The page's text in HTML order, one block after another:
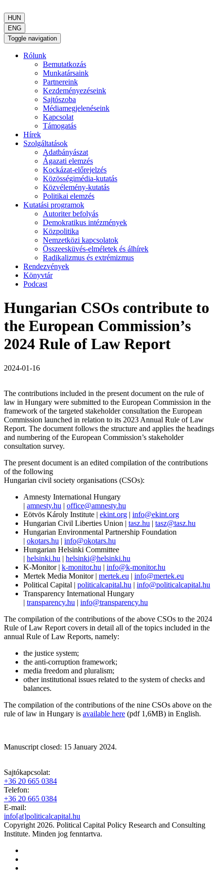
HUN
ENG
Toggle navigation
Rólunk
Bemutatkozás
Munkatársaink
Partnereink
Kezdeményezéseink
Sajtószoba
Médiamegjelenéseink
Kapcsolat
Támogatás
Hírek
Szolgáltatások
Adatbányászat
Ágazati elemzés
Kockázat-előrejelzés
Közösségimédia-kutatás
Közvélemény-kutatás
Politikai elemzés
Kutatási programok
Autoriter befolyás
Demokratikus intézmények
Közpolitika
Nemzetközi kapcsolatok
Összeesküvés-elméletek és álhírek
Radikalizmus és extrémizmus
Rendezvények
Könyvtár
Podcast
Hungarian CSOs contribute to
the European Commission’s
2024 Rule of Law Report
2024-01-16
The contributions included in the present document on the rule of
law in Hungary were submitted to the European Commission in the
framework of the targeted stakeholder consultation the European
Commission launched in relation to its 2023 Annual Rule of Law
Report. The document follows the structure and applies the headings
and numbering of the European Commission’s stakeholder
consultation survey.
The present document is an edited compilation of the contributions
of the following
Hungarian civil society organisations (CSOs):
Amnesty International Hungary
| amnesty.hu | office@amnesty.hu
Eötvös Károly Institute | ekint.org | info@ekint.org
Hungarian Civil Liberties Union | tasz.hu | tasz@tasz.hu
Hungarian Environmental Partnership Foundation
| okotars.hu | info@okotars.hu
Hungarian Helsinki Committee
| helsinki.hu | helsinki@helsinki.hu
K-Monitor | k-monitor.hu | info@k-monitor.hu
Mertek Media Monitor | mertek.eu | info@mertek.eu
Political Capital | politicalcapital.hu | info@politicalcapital.hu
Transparency International Hungary
| transparency.hu | info@transparency.hu
The compilation of the contributions of the above CSOs to the 2024
Rule of Law Report covers in detail all of the topics included in the
annual Rule of Law Reports, namely:
the justice system;
the anti-corruption framework;
media freedom and pluralism;
other institutional issues related to the system of checks and
balances.
The compilation of the contributions of the nine CSOs above on the
rule of law in Hungary is available here (pdf 1,6MB) in English.
Manuscript closed: 15 January 2024.
Sajtókapcsolat:
+36 20 665 0384
Telefon:
+36 20 665 0384
E-mail:
info[at]politicalcapital.hu
Copyright 2026. Political Capital Policy Research and Consulting
Institute. Minden jog fenntartva.